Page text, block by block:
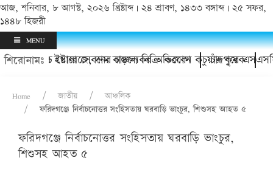
আজ, শনিবার, ৮ আগস্ট, ২০২৬ খ্রিষ্টাব্দ | ২৪ শ্রাবণ, ১৪৩৩ বঙ্গাব্দ | ২৫ সফর,
১৪৪৮ হিজরী
MENU
শিরোনামঃও ইয়াবা সেবনের চাঞ্চল্যকর অভিযোগ চাঁদপুরে এসএসসি
কোল্ড স্টোরেজে, দাম বাড়লে বিক্রি করবেন কচুয়ার কৃষক
Home জাতীয়
আঞ্চলিক
ফরিদগঞ্জে নির্বাচনোত্তর সংহিসতায় ঘরবাড়ি ভাংচুর, শিশুসহ আহত ৫
ফরিদগঞ্জে নির্বাচনোত্তর সংহিসতায় ঘরবাড়ি ভাংচুর,
শিশুসহ আহত ৫